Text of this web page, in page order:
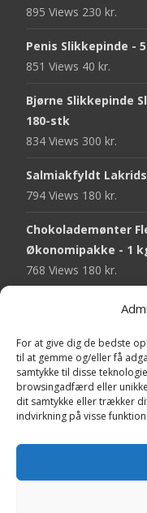
For at give dig de bedste
til at gemme og/eller få
samtykke til disse
browsingadfærd eller
dit samtykke eller trækker
indvirkning på visse
895 Views 230 kr.
Penis Slikkepinde -
851 Views 40 kr.
Bjørne Slikkepinde
180-stk
834 Views 300 kr.
Salmiakfyldt
794 Views 180 kr.
Chokolademønter
Økonomipakke - 1
768 Views 180 kr.
Malaco Stjerner
Pringles Hot &
743 Views40 kr.
Fini Krudttønder